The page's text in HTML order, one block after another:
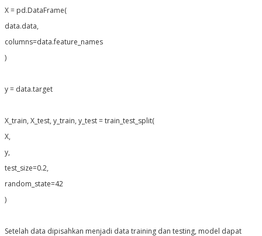
X = pd.DataFrame(
data.data,
columns=data.feature_names
)
y = data.target
X_train, X_test, y_train, y_test = train_test_split(
X,
y,
test_size=0.2,
random_state=42
)
Setelah data dipisahkan menjadi data training dan testing, model dapat